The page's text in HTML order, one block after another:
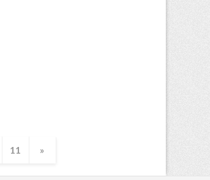
11 »